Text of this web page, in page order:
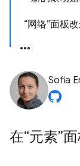
“网络”面板
Sofia
在“元素”